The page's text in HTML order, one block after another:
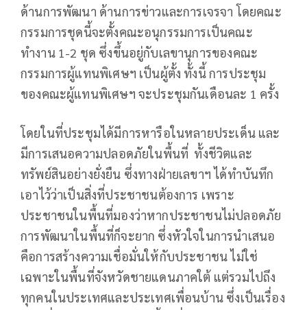
ด้านการพัฒนา ด้านการข่าวและการเจรจา โดยคณะ
กรรมการชุดนี้จะตั้งคณะอนุกรรมการเป็นคณะ
ทำงาน 1-2 ชุด ซึ่งขึ้นอยู่กับเลขานุการของคณะ
กรรมการผู้แทนพิเศษฯ เป็นผู้ตั้ง ทั้งนี้ การประชุม
ของคณะผู้แทนพิเศษฯ จะประชุมกันเดือนละ 1 ครั้ง
โดยในที่ประชุมได้มีการหารือในหลายประเด็น และ
มีการเสนอความปลอดภัยในพื้นที่ ทั้งชีวิตและ
ทรัพย์สินอย่างยั่งยืน ซึ่งทางฝ่ายเลขาฯ ได้ทำบันทึก
เอาไว้ว่าเป็นสิ่งที่ประชาชนต้องการ เพราะ
ประชาชนในพื้นที่มองว่าหากประชาชนไม่ปลอดภัย
การพัฒนาในพื้นที่ก็จะยาก ซึ่งหัวใจในการนำเสนอ
คือการสร้างความเชื่อมั่นให้กับประชาชน ไม่ใช่
เฉพาะในพื้นที่จังหวัดชายแดนภาคใต้ แต่รวมไปถึง
ทุกคนในประเทศและประเทศเพื่อนบ้าน ซึ่งเป็นเรื่อง